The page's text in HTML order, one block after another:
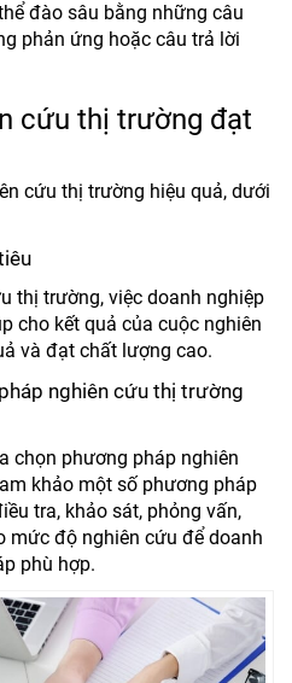
đào sâu bằng những câu
phản ứng hoặc câu trả lời
cứu thị trường đạt
cứu thị trường hiệu quả, dưới
thị trường, việc doanh nghiệp
cho kết quả của cuộc nghiên
và đạt chất lượng cao.
nghiên cứu thị trường
chọn phương pháp nghiên
khảo một số phương pháp
tra, khảo sát, phỏng vấn,
mức độ nghiên cứu để doanh
phù hợp.